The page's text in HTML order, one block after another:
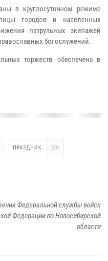
в круглосуточном режиме
городов и населенных
патрульных экипажей
богослужений.
торжеств обеспечена в
ПРАЗДНИК 201
Федеральной службы войск
Федерации по Новосибирской
области